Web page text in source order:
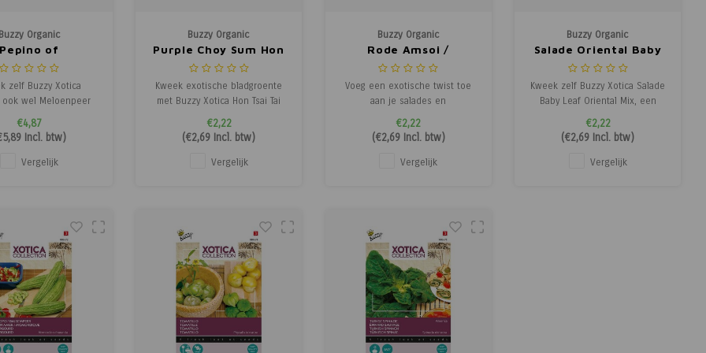
Buzzy Organic
Pepino of
- Xotica -
Groenten
zelf Buzzy Xotica
ook wel Meloenpeer
een sierlijke en
plant met zachte,
De vruchten
in salades, als fruit
€4,87
Incl. btw)
Vergelijk
Buzzy Organic
Purple Choy Sum Hon
Tsai Tai - Xotica -
Exotische Groenten
Kweek exotische bladgroente
met Buzzy Xotica Hon Tsai Tai
Choy Sum Purple, een familie
van Paksoi. Deze plant heeft
paarse stelen en frisgroene
bladeren. De stengels zijn
€2,22
(€2,69 Incl. btw)
Vergelijk
Buzzy Organic
Rode Amsoi /
Mosterdkool - Xotica
- Exotische Groenten
Voeg een exotische twist toe
aan je salades en
roerbakgerechten met Buzzy
Xotica Rode Amsoi. Deze rode
bladkool heeft een pittige
smaak en kan meerdere malen
€2,22
(€2,69Incl. btw)
Vergelijk
Buzzy Organic
Salade Oriental Baby
Leaf Mix - Xotica -
Exotische Groenten
Kweek zelf Buzzy Xotica Salade
Baby Leaf Oriental Mix, een
zorgvuldig samengestelde mix
van jonge bladgroenten met
een rijk scala aan smaken: van
boterzacht tot pikant en
€2,22
(€2,69 Incl. btw)
Vergelijk